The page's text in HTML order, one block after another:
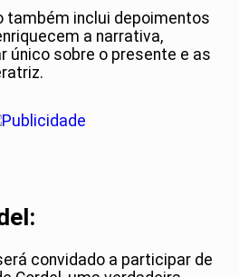
também inclui depoimentos
a narrativa,
único sobre o presente e as
convidado a participar de